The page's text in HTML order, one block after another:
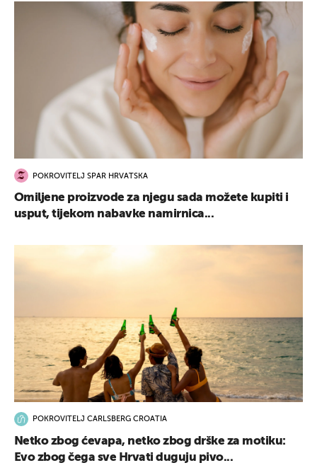
POKROVITELJ SPAR HRVATSKA
Omiljene proizvode za njegu sada možete kupiti i
usput, tijekom nabavke namirnica...
POKROVITELJ CARLSBERG CROATIA
Netko zbog ćevapa, netko zbog drške za motiku:
Evo zbog čega sve Hrvati duguju pivo...